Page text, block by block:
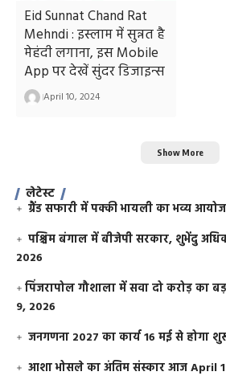
Eid Sunnat Chand Rat
Mehndi : इस्लाम में सुन्नत है
मेहंदी लगाना, इस Mobile
App पर देखें सुंदर डिजाइन्स
April 10, 2024
Show More
लेटेस्ट
ग्रैंड सफारी में पक्की भायली का भव्य
पश्चिम बंगाल में बीजेपी सरकार, शुभेंदु
2026
​पिंजरापोल गौशाला में सवा दो करोड़ का
9, 2026
जनगणना 2027 का कार्य 16 मई से होगा
आशा भोसले का अंतिम संस्कार आजApril